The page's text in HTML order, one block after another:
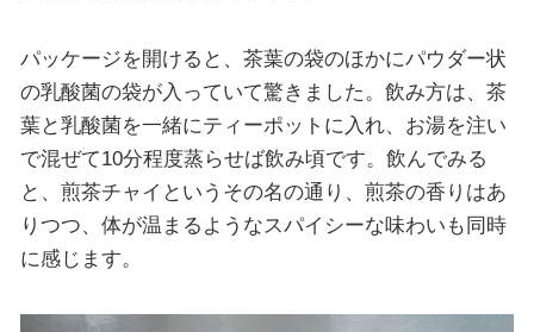
パッケージを開けると、茶葉の袋のほかにパウダー状
の乳酸菌の袋が入っていて驚きました。飲み方は、茶
葉と乳酸菌を一緒にティーポットに入れ、お湯を注い
で混ぜて10分程度蒸らせば飲み頃です。飲んでみる
と、煎茶チャイというその名の通り、煎茶の香りはあ
りつつ、体が温まるようなスパイシーな味わいも同時
に感じます。